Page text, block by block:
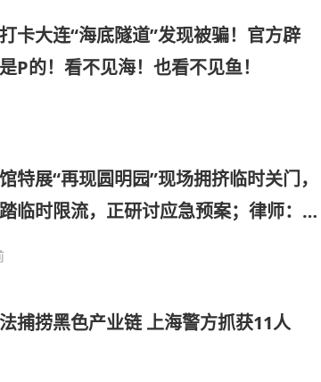
卡大连“海底隧道”发现被骗！官方辟
P的！看不见海！也看不见鱼！
特展“再现圆明园”现场拥挤临时关门，
临时限流，正研讨应急预案；律师：管
捕捞黑色产业链 上海警方抓获11人